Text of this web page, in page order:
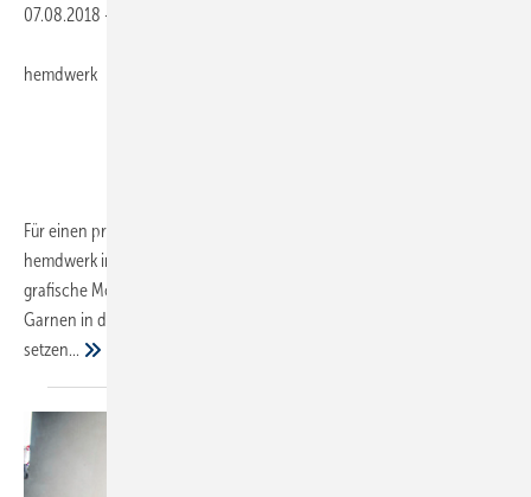
07.08.2018 -
hemdwerk
Für einen professionellen Unternehmensauftritt konzipiert die Firma
hemdwerk individuelle Maßbekleidung und appliziert Logos, Claims,
grafische Motive und Bilder auf Hemden und Blusen. Mit Stoffen und
Garnen in den Unternehmensfarben lassen sich zusätzliche Akzente
setzen...